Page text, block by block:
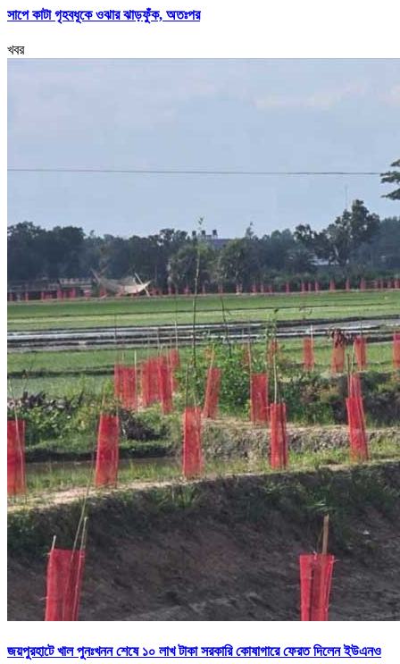
সাপে কাটা গৃহবধূকে ওঝার ঝাড়ফুঁক, অতঃপর
খবর
জয়পুরহাটে খাল পুনঃখনন শেষে ১০ লাখ টাকা সরকারি কোষাগারে ফেরত দিলেন ইউএনও